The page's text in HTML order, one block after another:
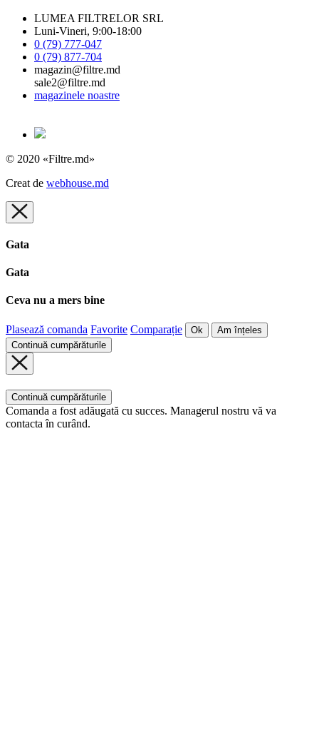
LUMEA FILTRELOR SRL
Luni-Vineri, 9:00-18:00
0 (79) 777-047
0 (79) 877-704
magazin@filtre.md
sale2@filtre.md
magazinele noastre
© 2020 «Filtre.md»
Creat de webhouse.md
Gata
Gata
Ceva nu a mers bine
Plasează comanda Favorite Comparație Ok
Am înțeles
Continuă cumpărăturile
Continuă cumpărăturile
Comanda a fost adăugată cu succes. Managerul nostru vă va
contacta în curând.